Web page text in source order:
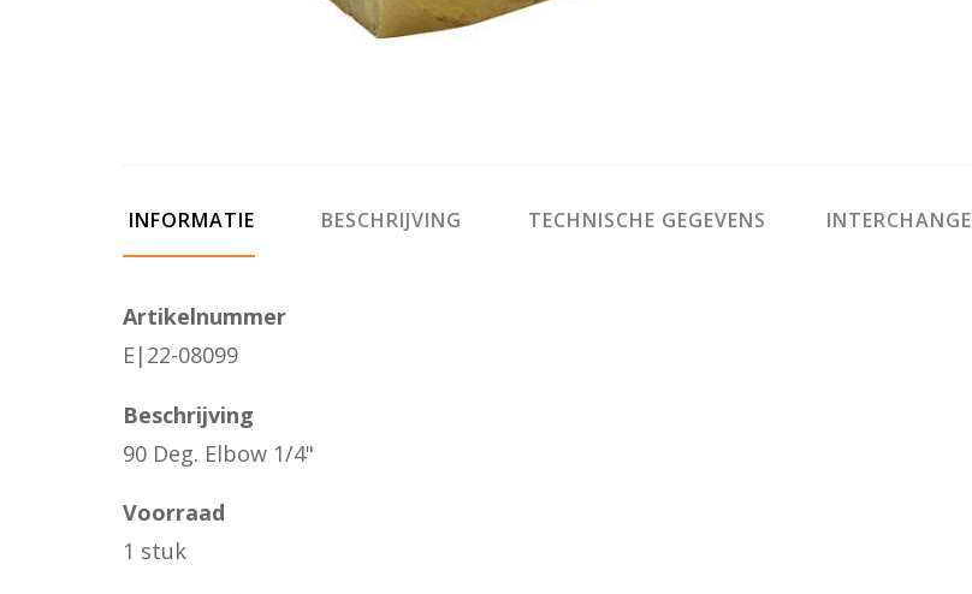
INFORMATIE BESCHRIJVING TECHNISCHE GEGEVENS INTERCHANGE
Artikelnummer
E|22-08099
Beschrijving
90 Deg. Elbow 1/4"
Voorraad
1 stuk